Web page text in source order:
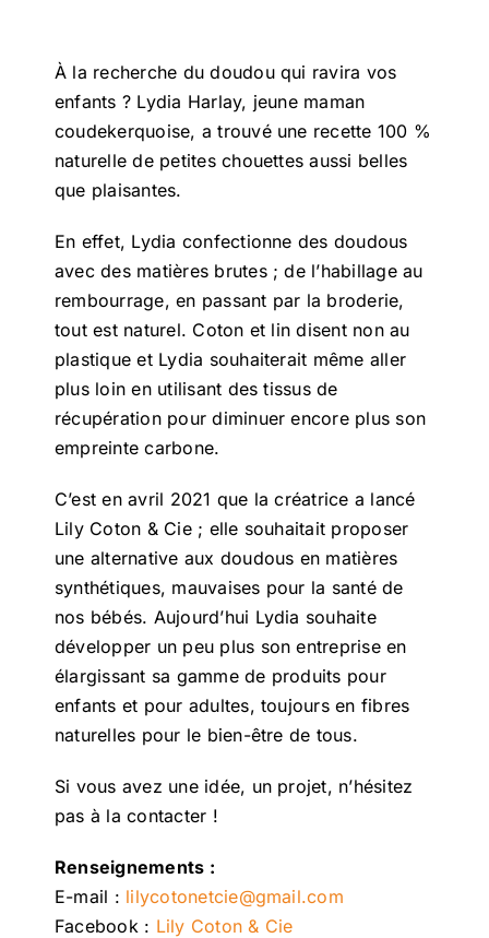
À la recherche du doudou qui ravira vos
enfants ? Lydia Harlay, jeune maman
coudekerquoise, a trouvé une recette 100 %
naturelle de petites chouettes aussi belles
que plaisantes.
En effet, Lydia confectionne des doudous
avec des matières brutes ; de l’habillage au
rembourrage, en passant par la broderie,
tout est naturel. Coton et lin disent non au
plastique et Lydia souhaiterait même aller
plus loin en utilisant des tissus de
récupération pour diminuer encore plus son
empreinte carbone.
C’est en avril 2021 que la créatrice a lancé
Lily Coton & Cie ; elle souhaitait proposer
une alternative aux doudous en matières
synthétiques, mauvaises pour la santé de
nos bébés. Aujourd’hui Lydia souhaite
développer un peu plus son entreprise en
élargissant sa gamme de produits pour
enfants et pour adultes, toujours en fibres
naturelles pour le bien-être de tous.
Si vous avez une idée, un projet, n’hésitez
pas à la contacter !
Renseignements :
E-mail : lilycotonetcie@gmail.com
Facebook : Lily Coton & Cie